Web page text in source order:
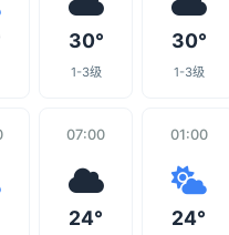
30°
1-3级
30°
1-3级
07:00
24°
01:00
24°